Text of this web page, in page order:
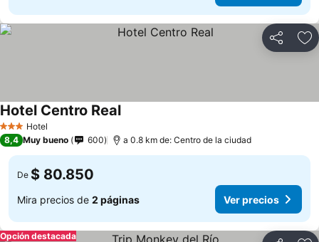
Compartir
3 Estrellas
Hotel
Hotel Centro Real
8,4 Muy bueno 600 a 0.8 km de: Centro de la ciudad
De $ 80.850
Mira precios de 2 páginas Ver precios
Opción destacada